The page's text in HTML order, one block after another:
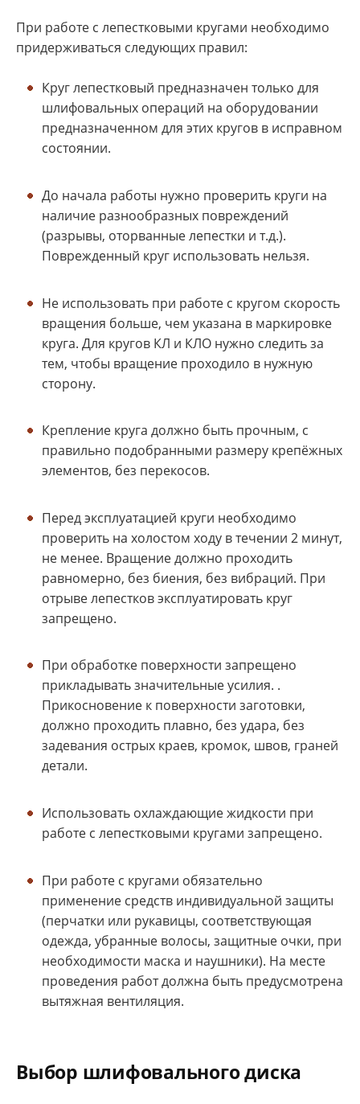
При работе с лепестковыми кругами необходимо
придерживаться следующих правил:
Круг лепестковый предназначен только для
шлифовальных операций на оборудовании
предназначенном для этих кругов в исправном
состоянии.
До начала работы нужно проверить круги на
наличие разнообразных повреждений
(разрывы, оторванные лепестки и т.д.).
Поврежденный круг использовать нельзя.
Не использовать при работе с кругом скорость
вращения больше, чем указана в маркировке
круга. Для кругов КЛ и КЛО нужно следить за
тем, чтобы вращение проходило в нужную
сторону.
Крепление круга должно быть прочным, с
правильно подобранными размеру крепёжных
элементов, без перекосов.
Перед эксплуатацией круги необходимо
проверить на холостом ходу в течении 2 минут,
не менее. Вращение должно проходить
равномерно, без биения, без вибраций. При
отрыве лепестков эксплуатировать круг
запрещено.
При обработке поверхности запрещено
прикладывать значительные усилия. .
Прикосновение к поверхности заготовки,
должно проходить плавно, без удара, без
задевания острых краев, кромок, швов, граней
детали.
Использовать охлаждающие жидкости при
работе с лепестковыми кругами запрещено.
При работе с кругами обязательно
применение средств индивидуальной защиты
(перчатки или рукавицы, соответствующая
одежда, убранные волосы, защитные очки, при
необходимости маска и наушники). На месте
проведения работ должна быть предусмотрена
вытяжная вентиляция.
Выбор шлифовального диска